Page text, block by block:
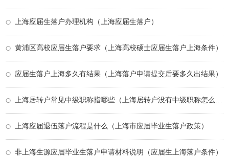
上海应届生落户办理机构（上海应届生落户）
黄浦区高校应届生落户要求（上海高校硕士应届生落户上海条件）
应届生落户上海多久有结果（上海落户申请提交后要多久出结果）
上海应届退伍落户流程是什么（上海市应届毕业生落户政策）
非上海生源应届毕业生落户申请材料说明（应届生上海落户条件）